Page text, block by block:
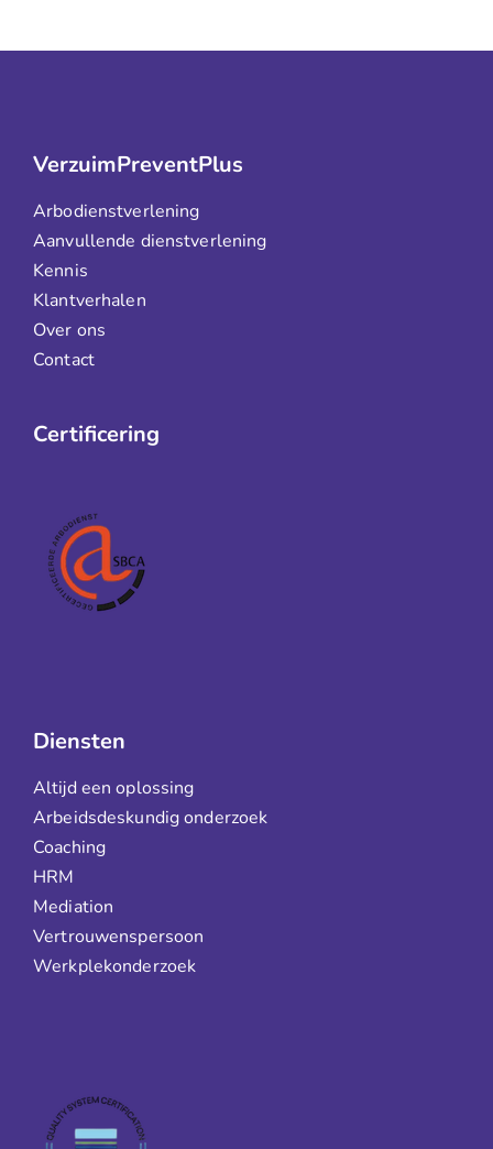
VerzuimPreventPlus
Arbodienstverlening
Aanvullende dienstverlening
Kennis
Klantverhalen
Over ons
Contact
Certificering
Diensten
Altijd een oplossing
Arbeidsdeskundig onderzoek
Coaching
HRM
Mediation
Vertrouwenspersoon
Werkplekonderzoek